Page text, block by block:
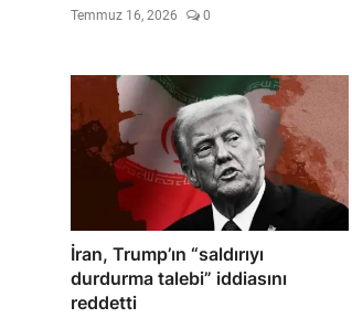
Temmuz 16, 2026 0
İran, Trump’ın “saldırıyı
durdurma talebi” iddiasını
reddetti